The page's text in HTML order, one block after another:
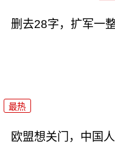
删去28字，扩军一
最热
欧盟想关门，中国